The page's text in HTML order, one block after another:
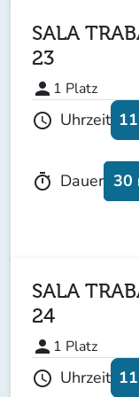
SALA
23
person 1 Platz
schedule Uhrzeit
timer Dauer 30
SALA
24
person 1 Platz
schedule Uhrzeit